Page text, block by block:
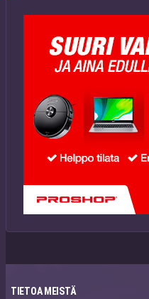
TIETOA MEISTÄ